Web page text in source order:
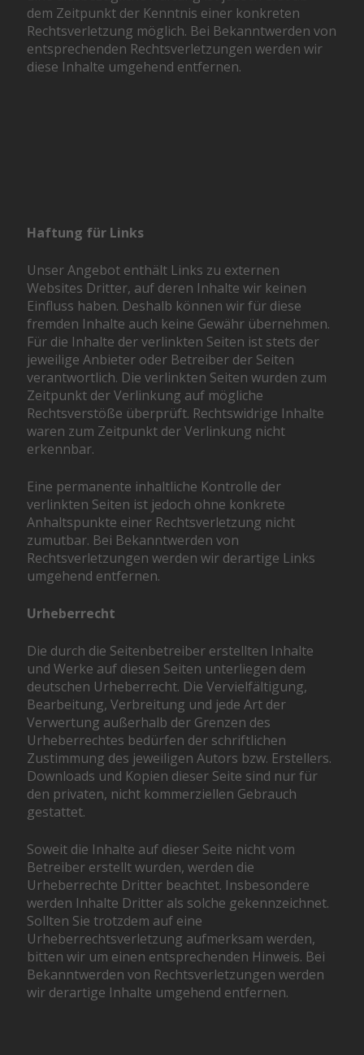
dem Zeitpunkt der Kenntnis einer konkreten
Rechtsverletzung möglich. Bei Bekanntwerden von
entsprechenden Rechtsverletzungen werden wir
diese Inhalte umgehend entfernen.
Haftung für Links
Unser Angebot enthält Links zu externen
Websites Dritter, auf deren Inhalte wir keinen
Einfluss haben. Deshalb können wir für diese
fremden Inhalte auch keine Gewähr übernehmen.
Für die Inhalte der verlinkten Seiten ist stets der
jeweilige Anbieter oder Betreiber der Seiten
verantwortlich. Die verlinkten Seiten wurden zum
Zeitpunkt der Verlinkung auf mögliche
Rechtsverstöße überprüft. Rechtswidrige Inhalte
waren zum Zeitpunkt der Verlinkung nicht
erkennbar.
Eine permanente inhaltliche Kontrolle der
verlinkten Seiten ist jedoch ohne konkrete
Anhaltspunkte einer Rechtsverletzung nicht
zumutbar. Bei Bekanntwerden von
Rechtsverletzungen werden wir derartige Links
umgehend entfernen.
Urheberrecht
Die durch die Seitenbetreiber erstellten Inhalte
und Werke auf diesen Seiten unterliegen dem
deutschen Urheberrecht. Die Vervielfältigung,
Bearbeitung, Verbreitung und jede Art der
Verwertung außerhalb der Grenzen des
Urheberrechtes bedürfen der schriftlichen
Zustimmung des jeweiligen Autors bzw. Erstellers.
Downloads und Kopien dieser Seite sind nur für
den privaten, nicht kommerziellen Gebrauch
gestattet.
Soweit die Inhalte auf dieser Seite nicht vom
Betreiber erstellt wurden, werden die
Urheberrechte Dritter beachtet. Insbesondere
werden Inhalte Dritter als solche gekennzeichnet.
Sollten Sie trotzdem auf eine
Urheberrechtsverletzung aufmerksam werden,
bitten wir um einen entsprechenden Hinweis. Bei
Bekanntwerden von Rechtsverletzungen werden
wir derartige Inhalte umgehend entfernen.